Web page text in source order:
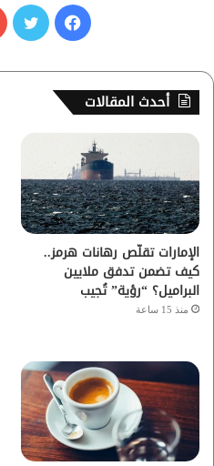
س
ب
ك
أحدث المقالات
الإمارات تقلّص رهانات هرمز..
كيف تضمن تدفق ملايين
البراميل؟ “رؤية” تُجيب
منذ 15 ساعة